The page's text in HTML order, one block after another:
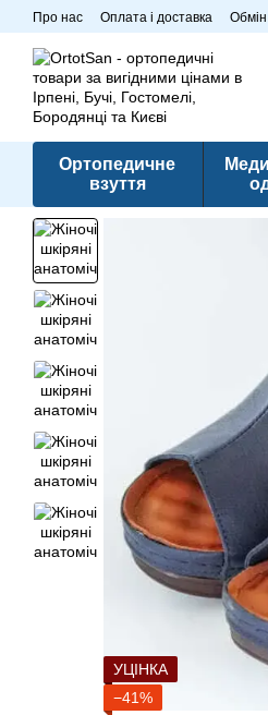
Перейти до основного контенту
Про нас Оплата і доставка
Ортопедичне
взуття
УЦІНКА
−41%